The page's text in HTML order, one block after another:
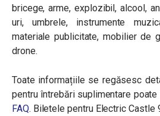
bricege, arme, explozibil, alcool,
uri, umbrele, instrumente
materiale publicitate, mobilier de
drone.
Toate informațiile se regăsesc
pentru întrebări suplimentare
FAQ. Biletele pentru Electric Castle